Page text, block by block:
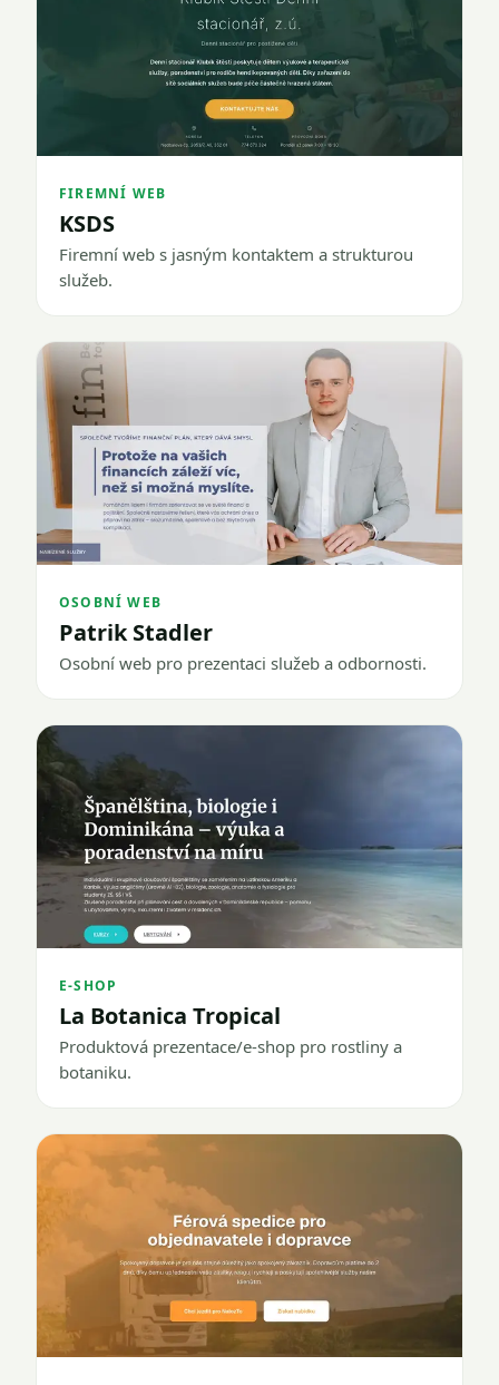
FIREMNÍ WEB
KSDS
Firemní web s jasným kontaktem a strukturou
služeb.
OSOBNÍ WEB
Patrik Stadler
Osobní web pro prezentaci služeb a odbornosti.
E-SHOP
La Botanica Tropical
Produktová prezentace/e-shop pro rostliny a
botaniku.